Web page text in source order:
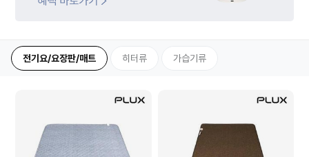
전기요/요장판/매트 히터류 가습기류